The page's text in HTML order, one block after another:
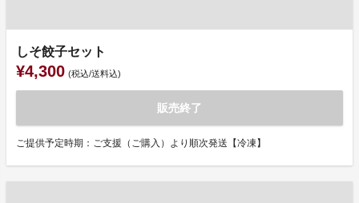
しそ餃子セット
¥4,300 (税込/送料込)
販売終了
ご提供予定時期：ご支援（ご購入）より順次発送【冷凍】